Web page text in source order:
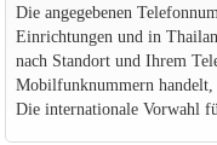
Die angegebenen
Einrichtungen und in
nach Standort und Ihrem
Mobilfunknummern
Die internationale Vorwahl